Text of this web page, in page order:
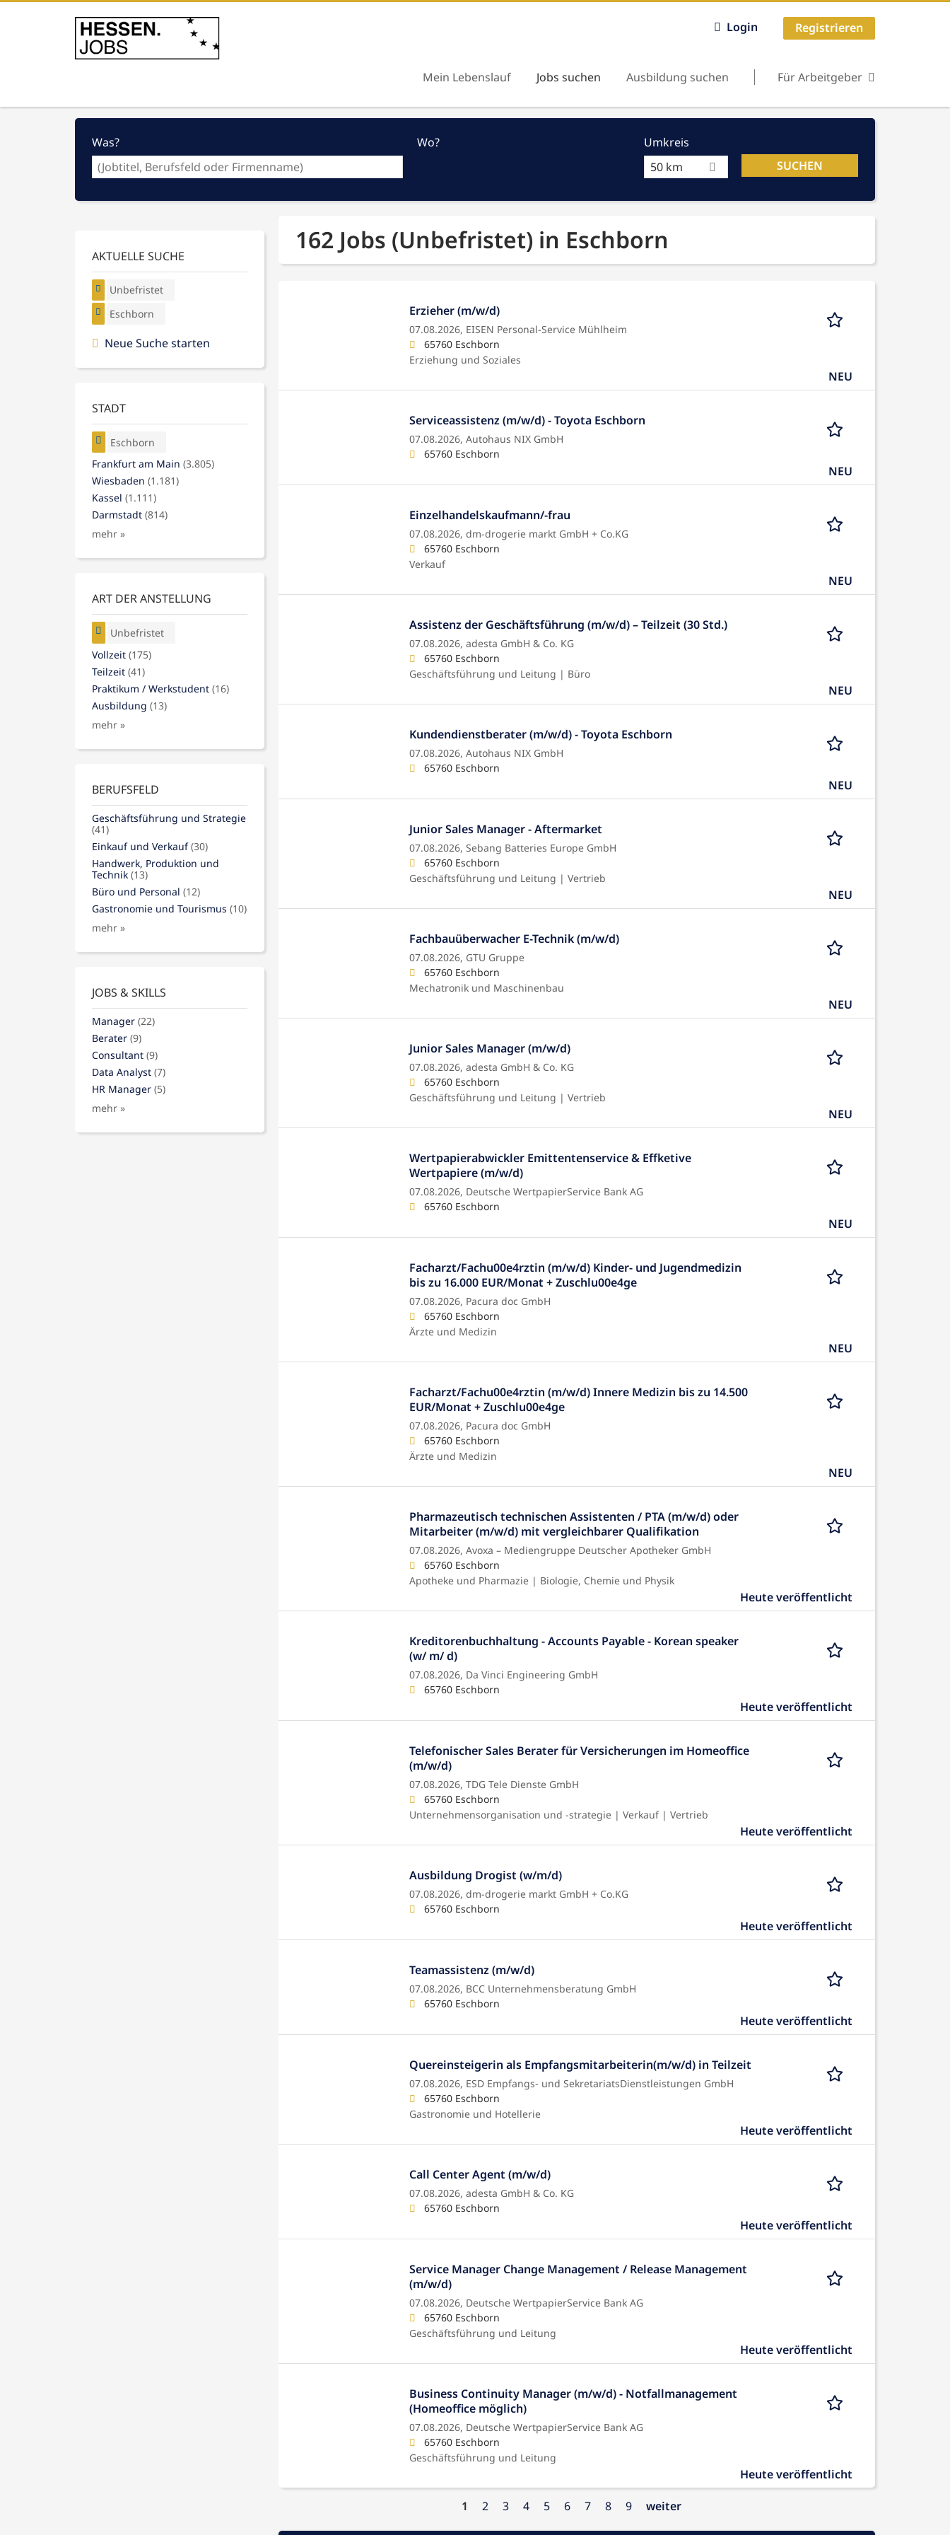
Login Registrieren
Mein Lebenslauf Jobs suchen Ausbildung suchen Für Arbeitgeber
Was? Wo?
Umkreis
50 km
162 Jobs (Unbefristet) in Eschborn
Erzieher (m/w/d)
07.08.2026, EISEN Personal-Service Mühlheim
65760 Eschborn
Erziehung und Soziales
NEU
Serviceassistenz (m/w/d) - Toyota Eschborn
07.08.2026, Autohaus NIX GmbH
65760 Eschborn
NEU
Einzelhandelskaufmann/-frau
07.08.2026, dm-drogerie markt GmbH + Co.KG
65760 Eschborn
Verkauf
NEU
Assistenz der Geschäftsführung (m/w/d) – Teilzeit (30 Std.)
07.08.2026, adesta GmbH & Co. KG
65760 Eschborn
Geschäftsführung und Leitung | Büro
NEU
Kundendienstberater (m/w/d) - Toyota Eschborn
07.08.2026, Autohaus NIX GmbH
65760 Eschborn
NEU
Junior Sales Manager - Aftermarket
07.08.2026, Sebang Batteries Europe GmbH
65760 Eschborn
Geschäftsführung und Leitung | Vertrieb
NEU
Fachbauüberwacher E-Technik (m/w/d)
07.08.2026, GTU Gruppe
65760 Eschborn
Mechatronik und Maschinenbau
NEU
Junior Sales Manager (m/w/d)
07.08.2026, adesta GmbH & Co. KG
65760 Eschborn
Geschäftsführung und Leitung | Vertrieb
NEU
Wertpapierabwickler Emittentenservice & Effketive
Wertpapiere (m/w/d)
07.08.2026, Deutsche WertpapierService Bank AG
65760 Eschborn
NEU
Facharzt/Fachu00e4rztin (m/w/d) Kinder- und Jugendmedizin
bis zu 16.000 EUR/Monat + Zuschlu00e4ge
07.08.2026, Pacura doc GmbH
65760 Eschborn
Ärzte und Medizin
NEU
Facharzt/Fachu00e4rztin (m/w/d) Innere Medizin bis zu 14.500
EUR/Monat + Zuschlu00e4ge
07.08.2026, Pacura doc GmbH
65760 Eschborn
Ärzte und Medizin
NEU
Pharmazeutisch technischen Assistenten / PTA (m/w/d) oder
Mitarbeiter (m/w/d) mit vergleichbarer Qualifikation
07.08.2026, Avoxa – Mediengruppe Deutscher Apotheker GmbH
65760 Eschborn
Apotheke und Pharmazie | Biologie, Chemie und Physik
Heute veröffentlicht
Kreditorenbuchhaltung - Accounts Payable - Korean speaker
(w/ m/ d)
07.08.2026, Da Vinci Engineering GmbH
65760 Eschborn
Heute veröffentlicht
Telefonischer Sales Berater für Versicherungen im Homeoffice
(m/w/d)
07.08.2026, TDG Tele Dienste GmbH
65760 Eschborn
Unternehmensorganisation und -strategie | Verkauf | Vertrieb
Heute veröffentlicht
Ausbildung Drogist (w/m/d)
07.08.2026, dm-drogerie markt GmbH + Co.KG
65760 Eschborn
Heute veröffentlicht
Teamassistenz (m/w/d)
07.08.2026, BCC Unternehmensberatung GmbH
65760 Eschborn
Heute veröffentlicht
Quereinsteigerin als Empfangsmitarbeiterin(m/w/d) in Teilzeit
07.08.2026, ESD Empfangs- und SekretariatsDienstleistungen GmbH
65760 Eschborn
Gastronomie und Hotellerie
Heute veröffentlicht
Call Center Agent (m/w/d)
07.08.2026, adesta GmbH & Co. KG
65760 Eschborn
Heute veröffentlicht
Service Manager Change Management / Release Management
(m/w/d)
07.08.2026, Deutsche WertpapierService Bank AG
65760 Eschborn
Geschäftsführung und Leitung
Heute veröffentlicht
Business Continuity Manager (m/w/d) - Notfallmanagement
(Homeoffice möglich)
07.08.2026, Deutsche WertpapierService Bank AG
65760 Eschborn
Geschäftsführung und Leitung
Heute veröffentlicht
1 2 3 4 5 6 7 8 9 weiter
AKTUELLE SUCHE
Unbefristet
Eschborn
Neue Suche starten
STADT
Eschborn
Frankfurt am Main (3.805)
Wiesbaden (1.181)
Kassel (1.111)
Darmstadt (814)
mehr »
ART DER ANSTELLUNG
Unbefristet
Vollzeit (175)
Teilzeit (41)
Praktikum / Werkstudent (16)
Ausbildung (13)
mehr »
BERUFSFELD
Geschäftsführung und Strategie
(41)
Einkauf und Verkauf (30)
Handwerk, Produktion und
Technik (13)
Büro und Personal (12)
Gastronomie und Tourismus (10)
mehr »
JOBS & SKILLS
Manager (22)
Berater (9)
Consultant (9)
Data Analyst (7)
HR Manager (5)
mehr »